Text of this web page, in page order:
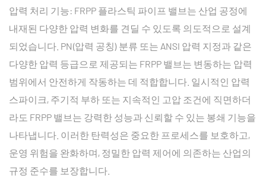
압력 처리 기능: FRPP 플라스틱 파이프 밸브는 산업 공정에
내재된 다양한 압력 변화를 견딜 수 있도록 의도적으로 설계
되었습니다. PN(압력 공칭) 분류 또는 ANSI 압력 지정과 같은
다양한 압력 등급으로 제공되는 FRPP 밸브는 변동하는 압력
범위에서 안전하게 작동하는 데 적합합니다. 일시적인 압력
스파이크, 주기적 부하 또는 지속적인 고압 조건에 직면하더
라도 FRPP 밸브는 강력한 성능과 신뢰할 수 있는 봉쇄 기능을
나타냅니다. 이러한 탄력성은 중요한 프로세스를 보호하고,
운영 위험을 완화하며, 정밀한 압력 제어에 의존하는 산업의
규정 준수를 보장합니다.